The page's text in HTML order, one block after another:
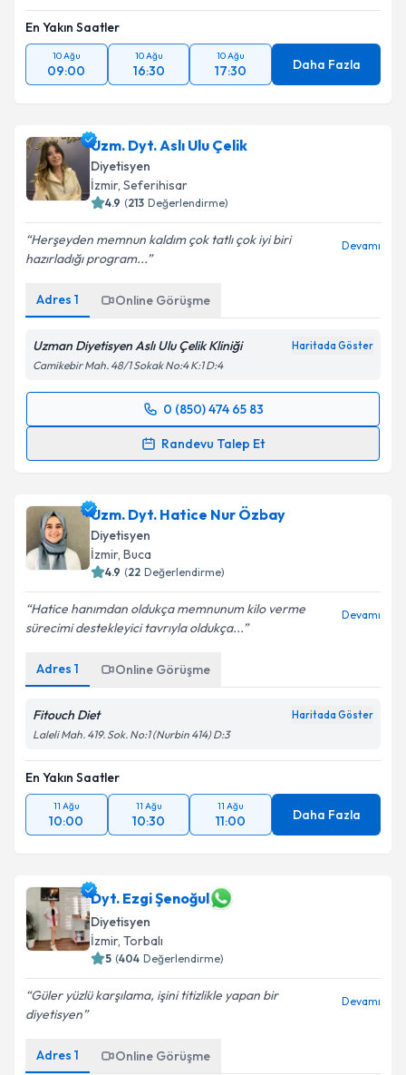
En Yakın Saatler
10 Ağu
09:00
10 Ağu
16:30
10 Ağu
17:30 Daha Fazla
Uzm. Dyt. Aslı Ulu Çelik
Diyetisyen
İzmir, Seferihisar
4.9 (213 Değerlendirme)
Herşeyden memnun kaldım çok tatlı çok iyi biri
hazırladığı program...
Devamı
Adres 1 Online Görüşme
Uzman Diyetisyen Aslı Ulu Çelik Kliniği Haritada Göster
Camikebir Mah. 48/1 Sokak No:4 K:1 D:4
0 (850) 474 65 83
Randevu Talep Et
Randevu Takvimi Talebi
takvim hazırlandığında e-posta ile bilgilendireceğiz.
E-posta Adresiniz
Kişisel verilerimin işlenmesine ilişkin
kapsamda işlenmesini kabul ediyorum.
Takvim Talebini Gönder
Uzm. Dyt. Hatice Nur Özbay
Diyetisyen
İzmir, Buca
4.9 (22 Değerlendirme)
Hatice hanımdan oldukça memnunum kilo verme
sürecimi destekleyici tavrıyla oldukça...
Devamı
Adres 1 Online Görüşme
Fitouch Diet Haritada Göster
Laleli Mah. 419. Sok. No:1 (Nurbin 414) D:3
En Yakın Saatler
11 Ağu
10:00
11 Ağu
10:30
11 Ağu
11:00 Daha Fazla
Dyt. Ezgi Şenoğul
Diyetisyen
İzmir, Torbalı
5 (404 Değerlendirme)
Güler yüzlü karşılama, işini titizlikle yapan bir
diyetisyen
Devamı
Adres 1 Online Görüşme